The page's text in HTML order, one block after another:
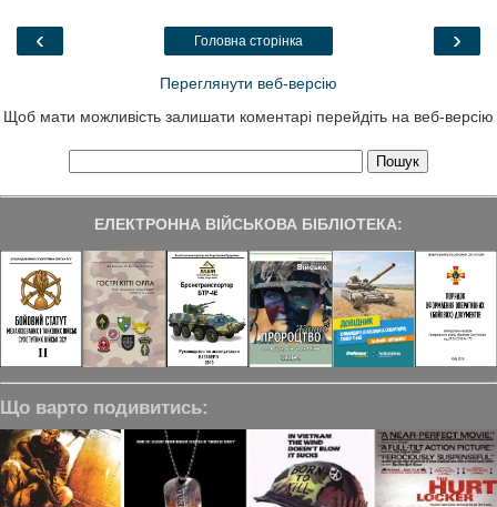
o
a
‹ ›
Головна сторінка
Переглянути веб-версію
Щоб мати можливість залишати коментарі перейдіть на веб-версію
ЕЛЕКТРОННА ВІЙСЬКОВА БІБЛІОТЕКА:
Що варто подивитись: